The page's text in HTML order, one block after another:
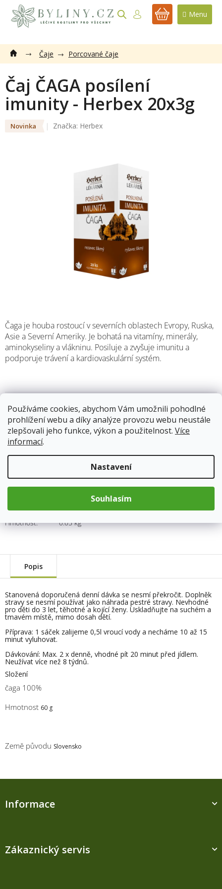
Používáme cookies, abychom Vám umožnili pohodlné
prohlížení webu a díky analýze provozu webu neustále
zlepšovali jeho funkce, výkon a použitelnost. Více
informací.
Nastavení
Souhlasím
obsah
NÁKUPNÍ
Čaje Porcované čaje
Čaj ČAGA posílení
imunity - Herbex 20x3g
Novinka Značka: Herbex
Skladem(11 ks) 13.8.2026
Čaga je houba rostoucí v severních oblastech Evropy, Ruska,
Asie a Severní Ameriky. Je bohatá na vitamíny, minerály,
aminokyseliny a vlákninu. Posiluje a zvyšuje imunitu a
podporuje trávení a kardiovaskulární systém.
Kategorie:
Porcované čaje
Hmotnost: 0.05 kg
106 Kč
cena:
Přidat do košíku
Popis
Stanovená doporučená denní dávka se nesmí překročit. Doplněk
stravy se nesmí používat jako náhrada pestré stravy. Nevhodné
pro děti do 3 let, těhotné a kojící ženy. Uskladňujte na suchém a
tmavém místě, mimo dosah dětí.
Příprava: 1 sáček zalijeme 0,5l vroucí vody a necháme 10 až 15
minut vyluhovat.
Dávkování: Max. 2 x denně, vhodné pít 20 minut před jídlem.
Neužívat více než 8 týdnů.
Složení
čaga 100%
Hmotnost 60 g
Země původu Slovensko
Informace
Zákaznický servis